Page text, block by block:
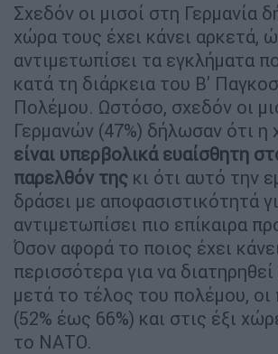
Σχεδόν οι μισοί στη Γερμανία
χώρα τους έχει κάνει αρκετά,
αντιμετωπίσει τα εγκλήματα
κατά τη διάρκεια του Β'
Πολέμου. Ωστόσο, σχεδόν οι
Γερμανών (47%) δήλωσαν ότι η
είναι υπερβολικά ευαίσθητη
παρελθόν της κι ότι αυτό την
δράσει με αποφασιστικότητά
αντιμετωπίσει πιο επίκαιρα
Όσον αφορά το ποιος έχει
περισσότερα για να διατηρηθεί
μετά το τέλος του πολέμου, οι
(52% έως 66%) και στις έξι
το ΝΑΤΟ.